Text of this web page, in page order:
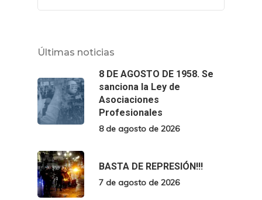
Últimas noticias
8 DE AGOSTO DE 1958. Se
sanciona la Ley de
Asociaciones
Profesionales
8 de agosto de 2026
BASTA DE REPRESIÓN!!!
7 de agosto de 2026